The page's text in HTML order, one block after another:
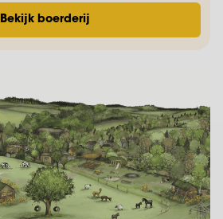
Bekijk boerderij